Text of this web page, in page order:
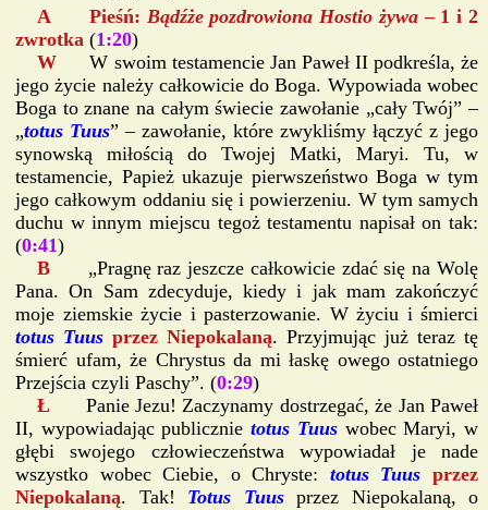
A Pieśń: Bądźże pozdrowiona Hostio żywa– 1 i 2
zwrotka (1:20)
WW swoim testamencie Jan Paweł II podkreśla, że
jego życie należy całkowicie do Boga. Wypowiada wobec
Boga to znane na całym świecie zawołanie „cały Twój” –
„totus Tuus” – zawołanie, które zwykliśmy łączyć z jego
synowską miłością do Twojej Matki, Maryi. Tu, w
testamencie, Papież ukazuje pierwszeństwo Boga w tym
jego całkowym oddaniu się i powierzeniu. W tym samych
duchu w innym miejscu tegoż testamentu napisał on tak:
(0:41)
B „Pragnę raz jeszcze całkowicie zdać się na Wolę
Pana. On Sam zdecyduje, kiedy i jak mam zakończyć
moje ziemskie życie i pasterzowanie. W życiu i śmierci
totus Tuus przez Niepokalaną. Przyjmując już teraz tę
śmierć ufam, że Chrystus da mi łaskę owego ostatniego
Przejścia czyli Paschy”. (0:29)
Ł Panie Jezu! Zaczynamy dostrzegać, że Jan Paweł
II, wypowiadając publicznietotus Tuus wobec Maryi, w
głębi swojego człowieczeństwa wypowiadał je nade
wszystko wobec Ciebie, o Chryste: totus Tuusprzez
Niepokalaną. Tak! Totus Tuus przez Niepokalaną, o